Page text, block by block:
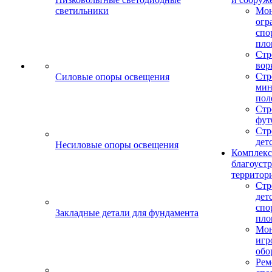
светильники
Силовые опоры освещения
Несиловые опоры освещения
Закладные детали для фундамента